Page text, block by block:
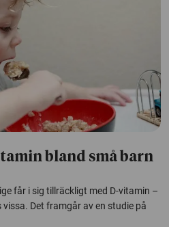
bland små barn
får i sig tillräckligt med D-vitamin –
Det framgår av en studie på